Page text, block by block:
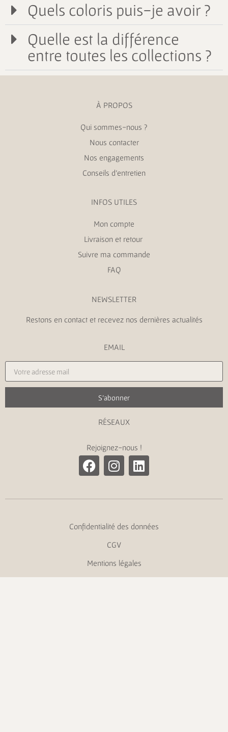
Quels coloris puis-je avoir ?
Quelle est la différence
entre toutes les collections ?
À PROPOS
Qui sommes-nous ?
Nous contacter
Nos engagements
Conseils d’entretien
INFOS UTILES
Mon compte
Livraison et retour
Suivre ma commande
FAQ
NEWSLETTER
Restons en contact et recevez nos dernières actualités
EMAIL
S'abonner
RÉSEAUX
Rejoignez-nous !
Confidentialité des données
CGV
Mentions légales